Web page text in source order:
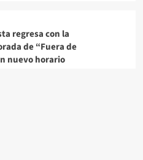
regresa con la
de “Fuera de
nuevo horario